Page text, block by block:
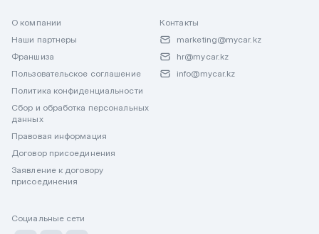
О компании
Наши партнеры
Франшиза
Пользовательское соглашение
Политика конфиденциальности
Сбор и обработка персональных
данных
Правовая информация
Договор присоединения
Заявление к договору
присоединения
Контакты
marketing@mycar.kz
hr@mycar.kz
info@mycar.kz
Социальные сети